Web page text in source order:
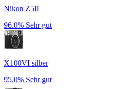
Nikon Z5II
96.0% Sehr gut
X100VI silber
95.0% Sehr gut